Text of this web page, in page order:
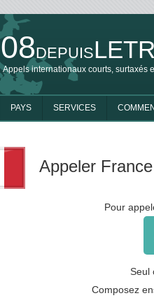
08DEPUIS
Appels internationaux courts, surtaxés
PAYS SERVICES
Appeler
Pour
Seul
Composez